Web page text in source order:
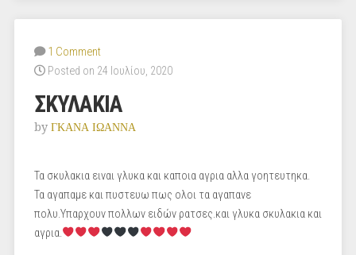
1 Comment
Posted on 24 Ιουλίου, 2020
ΣΚΥΛΑΚΙΑ
by ΓΚΑΝΑ ΙΩΑΝΝΑ
Τα σκυλακια ειναι γλυκα και καποια αγρια αλλα γοητευτηκα.
Τα αγαπαμε και πυστευω πως ολοι τα αγαπανε
πολυ.Υπαρχουν πολλων ειδών ρατσες.και γλυκα σκυλακια και
αγρια.